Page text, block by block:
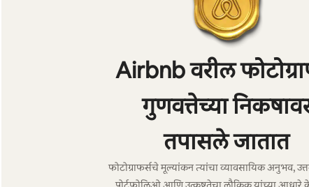
Airbnb वरील
गुणवत्तेच्या
तपासले जातात
फोटोग्राफर्सचे मूल्यांकन त्यांचा व्यावसायिक अनुभव,